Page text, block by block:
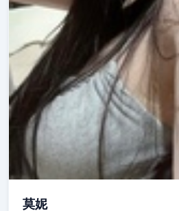
莫妮